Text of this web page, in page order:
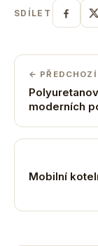
SDÍLET
← PŘEDCHOZÍ
moderních
Mobilní